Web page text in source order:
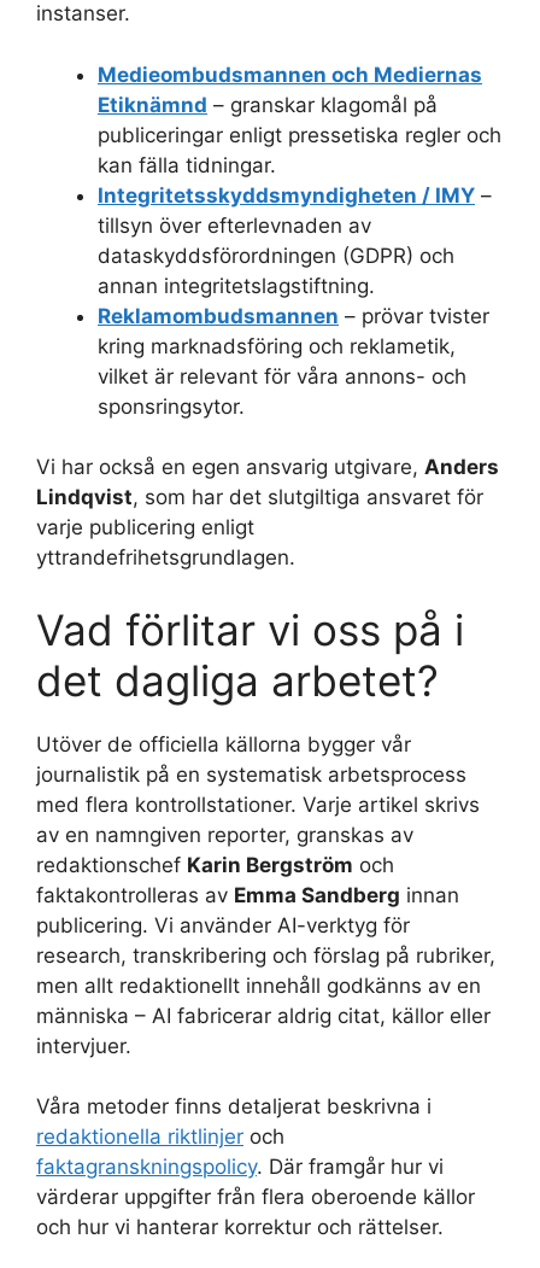
instanser.
Medieombudsmannen och Mediernas
Etiknämnd – granskar klagomål på
publiceringar enligt pressetiska regler och
kan fälla tidningar.
Integritetsskyddsmyndigheten / IMY –
tillsyn över efterlevnaden av
dataskyddsförordningen (GDPR) och
annan integritetslagstiftning.
Reklamombudsmannen – prövar tvister
kring marknadsföring och reklametik,
vilket är relevant för våra annons- och
sponsringsytor.
Vi har också en egen ansvarig utgivare, Anders
Lindqvist, som har det slutgiltiga ansvaret för
varje publicering enligt
yttrandefrihetsgrundlagen.
Vad förlitar vi oss på i
det dagliga arbetet?
Utöver de officiella källorna bygger vår
journalistik på en systematisk arbetsprocess
med flera kontrollstationer. Varje artikel skrivs
av en namngiven reporter, granskas av
redaktionschef Karin Bergström och
faktakontrolleras av Emma Sandberg innan
publicering. Vi använder AI-verktyg för
research, transkribering och förslag på rubriker,
men allt redaktionellt innehåll godkänns av en
människa – AI fabricerar aldrig citat, källor eller
intervjuer.
Våra metoder finns detaljerat beskrivna i
redaktionella riktlinjer och
faktagranskningspolicy. Där framgår hur vi
värderar uppgifter från flera oberoende källor
och hur vi hanterar korrektur och rättelser.